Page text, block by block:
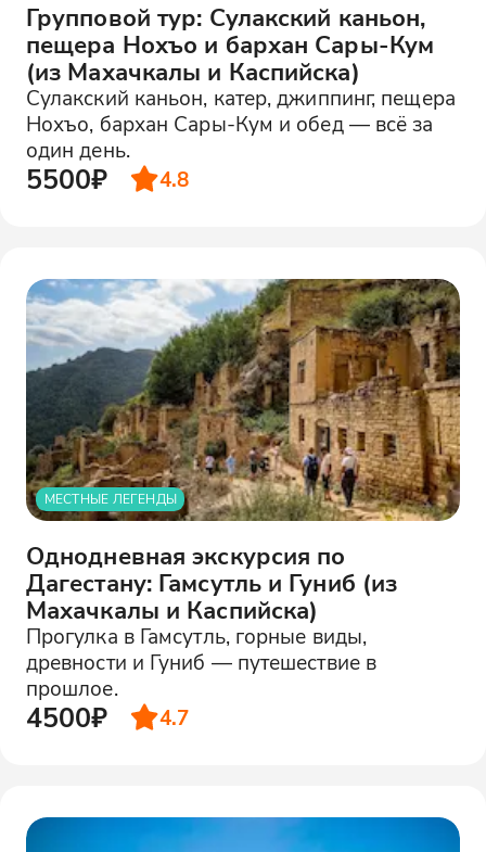
Групповой тур: Сулакский каньон,
пещера Нохъо и бархан Сары-Кум
(из Махачкалы и Каспийска)
Сулакский каньон, катер, джиппинг, пещера
Нохъо, бархан Сары-Кум и обед — всё за
один день.
5500₽ 4.8
МЕСТНЫЕ ЛЕГЕНДЫ
Однодневная экскурсия по
Дагестану: Гамсутль и Гуниб (из
Махачкалы и Каспийска)
Прогулка в Гамсутль, горные виды,
древности и Гуниб — путешествие в
прошлое.
4500₽ 4.7